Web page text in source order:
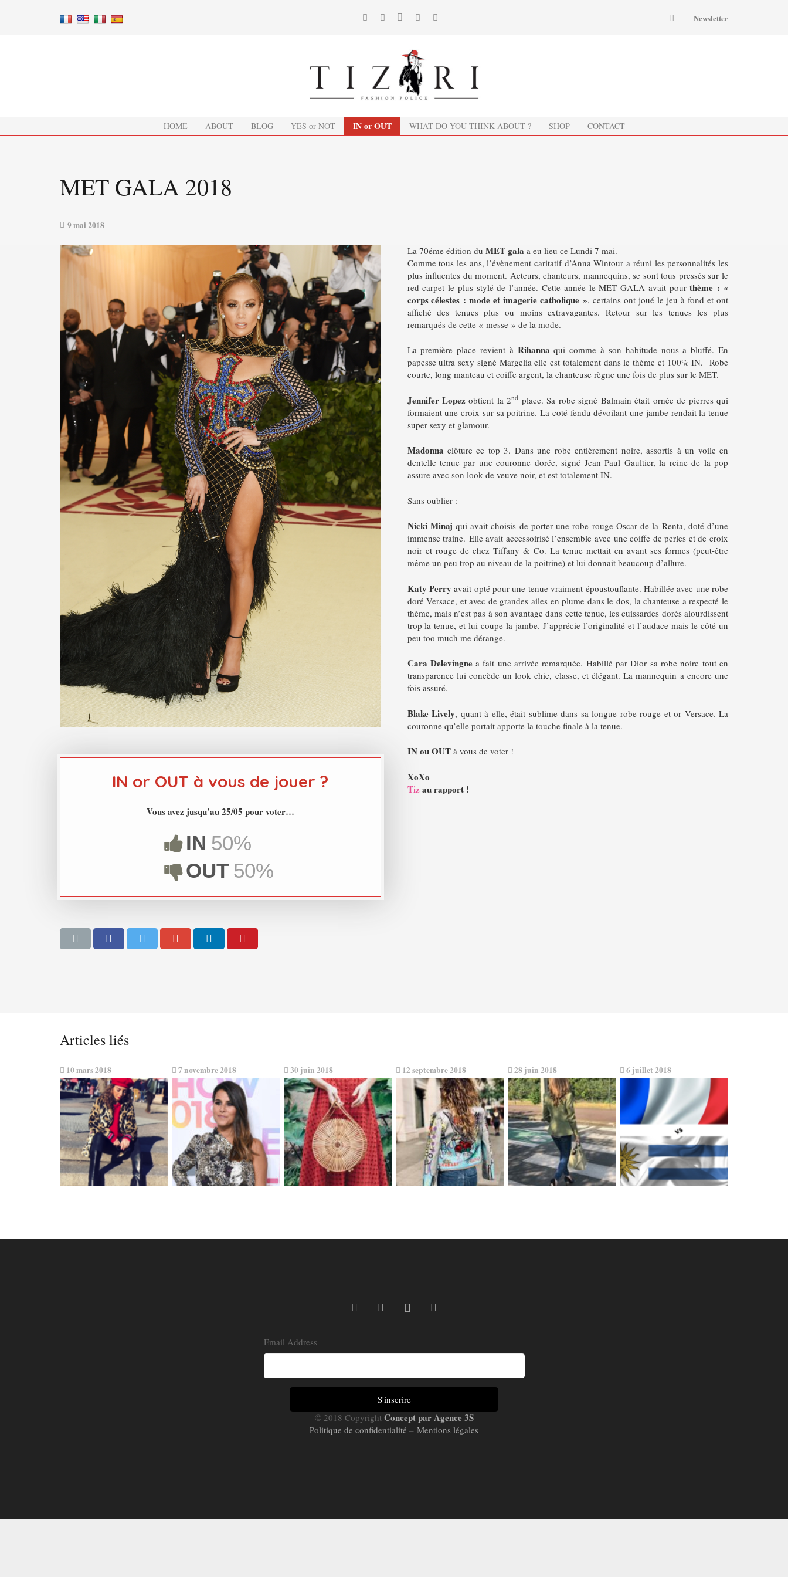
Newsletter
HOME ABOUT BLOG YES or NOT IN or OUT WHAT DO YOU THINK ABOUT ? SHOP CONTACT
MET GALA 2018
9 mai 2018
IN or OUT à vous de jouer ?
Vous avez jusqu’au 25/05 pour voter…
IN 50%
OUT 50%
La 70éme édition du MET gala a eu lieu ce Lundi 7 mai.
Comme tous les ans, l’évènement caritatif d’Anna Wintour a réuni les personnalités les
plus influentes du moment. Acteurs, chanteurs, mannequins, se sont tous pressés sur le
red carpet le plus stylé de l’année. Cette année le MET GALA avait pourthème : «
corps célestes : mode et imagerie catholique », certains ont joué le jeu à fond et ont
affiché des tenues plus ou moins extravagantes. Retour sur les tenues les plus
remarqués de cette « messe » de la mode.
La première place revient à Rihanna qui comme à son habitude nous a bluffé. En
papesse ultra sexy signé Margelia elle est totalement dans le thème et 100% IN. Robe
courte, long manteau et coiffe argent, la chanteuse règne une fois de plus sur le MET.
Jennifer Lopezobtient la 2nd place. Sa robe signé Balmain était ornée de pierres qui
formaient une croix sur sa poitrine. La coté fendu dévoilant une jambe rendait la tenue
super sexy et glamour.
Madonna clôture ce top 3. Dans une robe entièrement noire, assortis à un voile en
dentelle tenue par une couronne dorée, signé Jean Paul Gaultier, la reine de la pop
assure avec son look de veuve noir, et est totalement IN.
Sans oublier :
Nicki Minaj qui avait choisis de porter une robe rouge Oscar de la Renta, doté d’une
immense traine. Elle avait accessoirisé l’ensemble avec une coiffe de perles et de croix
noir et rouge de chez Tiffany & Co. La tenue mettait en avant ses formes (peut-être
même un peu trop au niveau de la poitrine) et lui donnait beaucoup d’allure.
Katy Perry avait opté pour une tenue vraiment époustouflante. Habillée avec une robe
doré Versace, et avec de grandes ailes en plume dans le dos, la chanteuse a respecté le
thème, mais n’est pas à son avantage dans cette tenue, les cuissardes dorés alourdissent
trop la tenue, et lui coupe la jambe. J’apprécie l’originalité et l’audace mais le côté un
peu too much me dérange.
Cara Delevingnea fait une arrivée remarquée. Habillé par Dior sa robe noire tout en
transparence lui concède un look chic, classe, et élégant. La mannequin a encore une
fois assuré.
Blake Lively, quant à elle, était sublime dans sa longue robe rouge et or Versace. La
couronne qu’elle portait apporte la touche finale à la tenue.
IN ou OUT à vous de voter !
XoXo
Tizau rapport !
Articles liés
10 mars 2018 7 novembre 2018 30 juin 2018 12 septembre 2018 28 juin 2018 6 juillet 2018
Email Address
© 2018 Copyright Concept par Agence 3S
Politique de confidentialité – Mentions légales